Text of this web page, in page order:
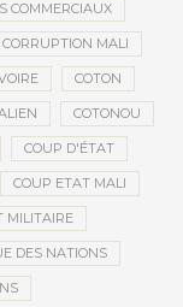
COMMERCIAUX
CORRUPTION MALI
COTON
COTONOU
COUP D'ÉTAT
COUP ETAT MALI
MILITAIRE
DES NATIONS